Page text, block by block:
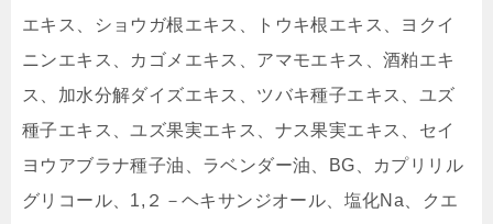
エキス、ショウガ根エキス、トウキ根エキス、ヨクイ
ニンエキス、カゴメエキス、アマモエキス、酒粕エキ
ス、加水分解ダイズエキス、ツバキ種子エキス、ユズ
種子エキス、ユズ果実エキス、ナス果実エキス、セイ
ヨウアブラナ種子油、ラベンダー油、BG、カプリリル
グリコール、1,２－ヘキサンジオール、塩化Na、クエ